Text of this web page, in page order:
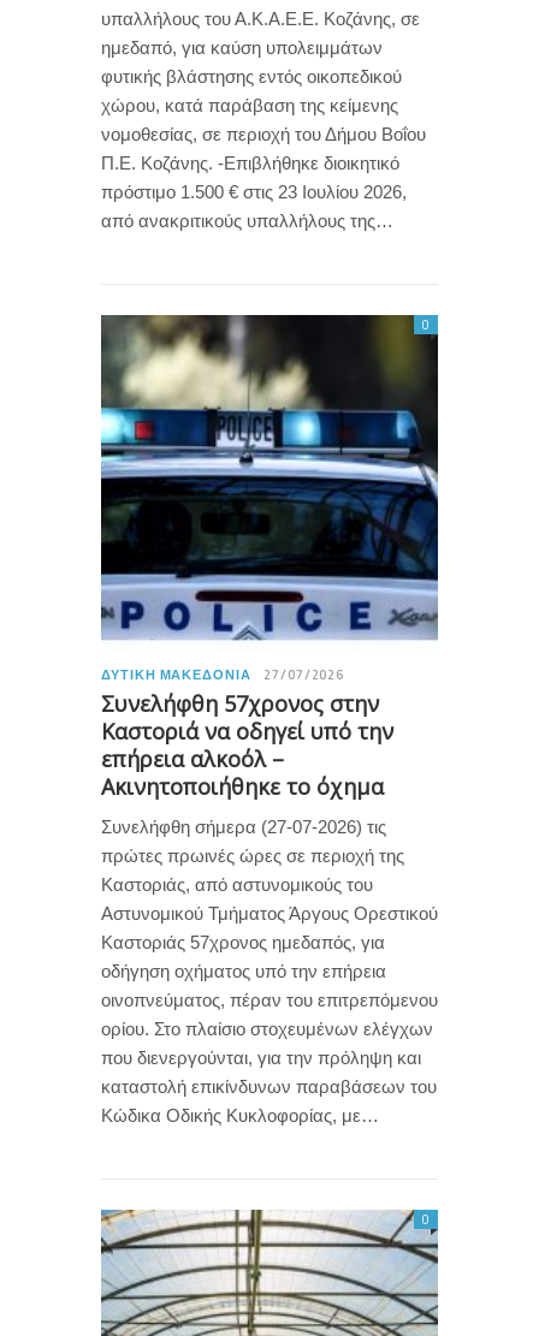
υπαλλήλους του Α.Κ.Α.Ε.Ε. Κοζάνης, σε
ημεδαπό, για καύση υπολειμμάτων
φυτικής βλάστησης εντός οικοπεδικού
χώρου, κατά παράβαση της κείμενης
νομοθεσίας, σε περιοχή του Δήμου Βοΐου
Π.Ε. Κοζάνης. -Επιβλήθηκε διοικητικό
πρόστιμο 1.500 € στις 23 Ιουλίου 2026,
από ανακριτικούς υπαλλήλους της…
ΔΥΤΙΚΉ ΜΑΚΕΔΟΝΊΑ 27/07/2026
Συνελήφθη 57χρονος στην
Καστοριά να οδηγεί υπό την
επήρεια αλκοόλ –
Ακινητοποιήθηκε το όχημα
0
Συνελήφθη σήμερα (27-07-2026) τις
πρώτες πρωινές ώρες σε περιοχή της
Καστοριάς, από αστυνομικούς του
Αστυνομικού Τμήματος Άργους Ορεστικού
Καστοριάς 57χρονος ημεδαπός, για
οδήγηση οχήματος υπό την επήρεια
οινοπνεύματος, πέραν του επιτρεπόμενου
ορίου. Στο πλαίσιο στοχευμένων ελέγχων
που διενεργούνται, για την πρόληψη και
καταστολή επικίνδυνων παραβάσεων του
Κώδικα Οδικής Κυκλοφορίας, με…
0